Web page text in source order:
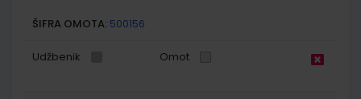
ŠIFRA OMOTA: 500156
Udžbenik Omot